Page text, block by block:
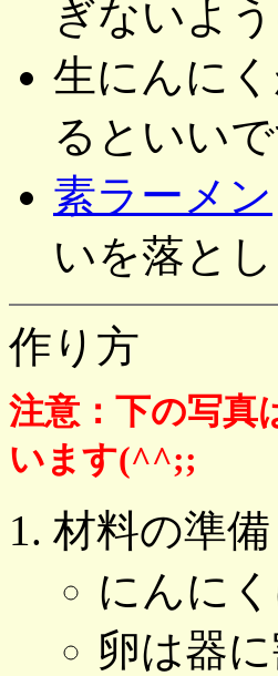
ぎないよう
生にんに
るといいで
素ラーメン
いを落とし
作り方
注意：下の写真
います(^^;;
材料の準備
にんに
卵は器